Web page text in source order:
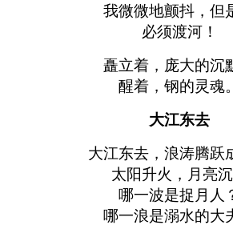
我微微地颤抖，但
必须渡河！
矗立着，庞大的沉
醒着，钢的灵魂。
大江东去
大江东去，浪涛腾跃
太阳升火，月亮
哪一波是捉月人
哪一浪是溺水的大